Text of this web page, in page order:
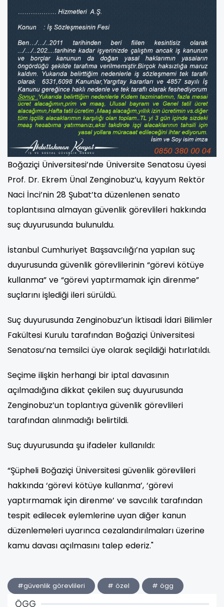
Boğaziçi Üniversitesi’nde Üniversite Senatosu üyesi
Prof. Dr. Ekrem Ünal Zenginobuz’u, kayyum Rektör
Naci İnci’nin 28 Şubat’ta düzenlenen senato
toplantısına almayan güvenlik görevlileri hakkında
suç duyurusunda bulunuldu.
İstanbul Cumhuriyet Başsavcılığı’na yapılan suç
duyurusunda güvenlik görevlilerinin “görevi kötüye
kullanma” ve “görevi yaptırmamak için direnme”
suçlarını işlediği ileri sürüldü.
Suç duyurusunda Zenginobuz’un İktisadi İdari Bilimler
Fakültesi Kurulu tarafından Boğaziçi Üniversitesi
Senatosu’na temsilci üye olarak seçildiği hatırlatıldı.
Seçime ilişkin herhangi bir iptal davasının
açılmadığına dikkat çekilen suç duyurusunda
Zenginobuz’un toplantıya güvenlik görevlileri
tarafından alınmadığı belirtildi.
Suç duyurusunda şu ifadeler kullanıldı:
“Şüpheli Boğaziçi Üniversitesi güvenlik görevlileri
hakkında ‘görevi kötüye kullanma’, ‘görevi
yaptırmamak için direnme’ ve savcılık tarafından
tespit edilecek eylemlerine uyan diğer kanun
düzenlemeleri uyarınca cezalandırılmaları üzerine
kamu davası açılmasını talep ederiz."
#güvenlik görevlileri # özel # ögg
ÖGG